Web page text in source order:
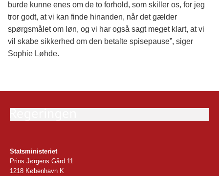
burde kunne enes om de to forhold, som skiller os, for jeg
tror godt, at vi kan finde hinanden, når det gælder
spørgsmålet om løn, og vi har også sagt meget klart, at vi
vil skabe sikkerhed om den betalte spisepause”, siger
Sophie Løhde.
Statsministeriet
Prins Jørgens Gård 11
1218 København K